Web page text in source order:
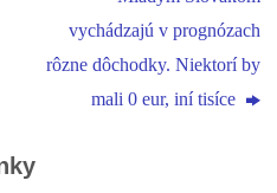
vychádzajú v prognózach
rôzne dôchodky. Niektorí by
mali 0 eur, iní tisíce